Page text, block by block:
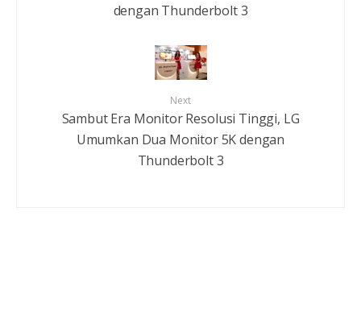
dengan Thunderbolt 3
Next
Sambut Era Monitor Resolusi Tinggi, LG
Umumkan Dua Monitor 5K dengan
Thunderbolt 3